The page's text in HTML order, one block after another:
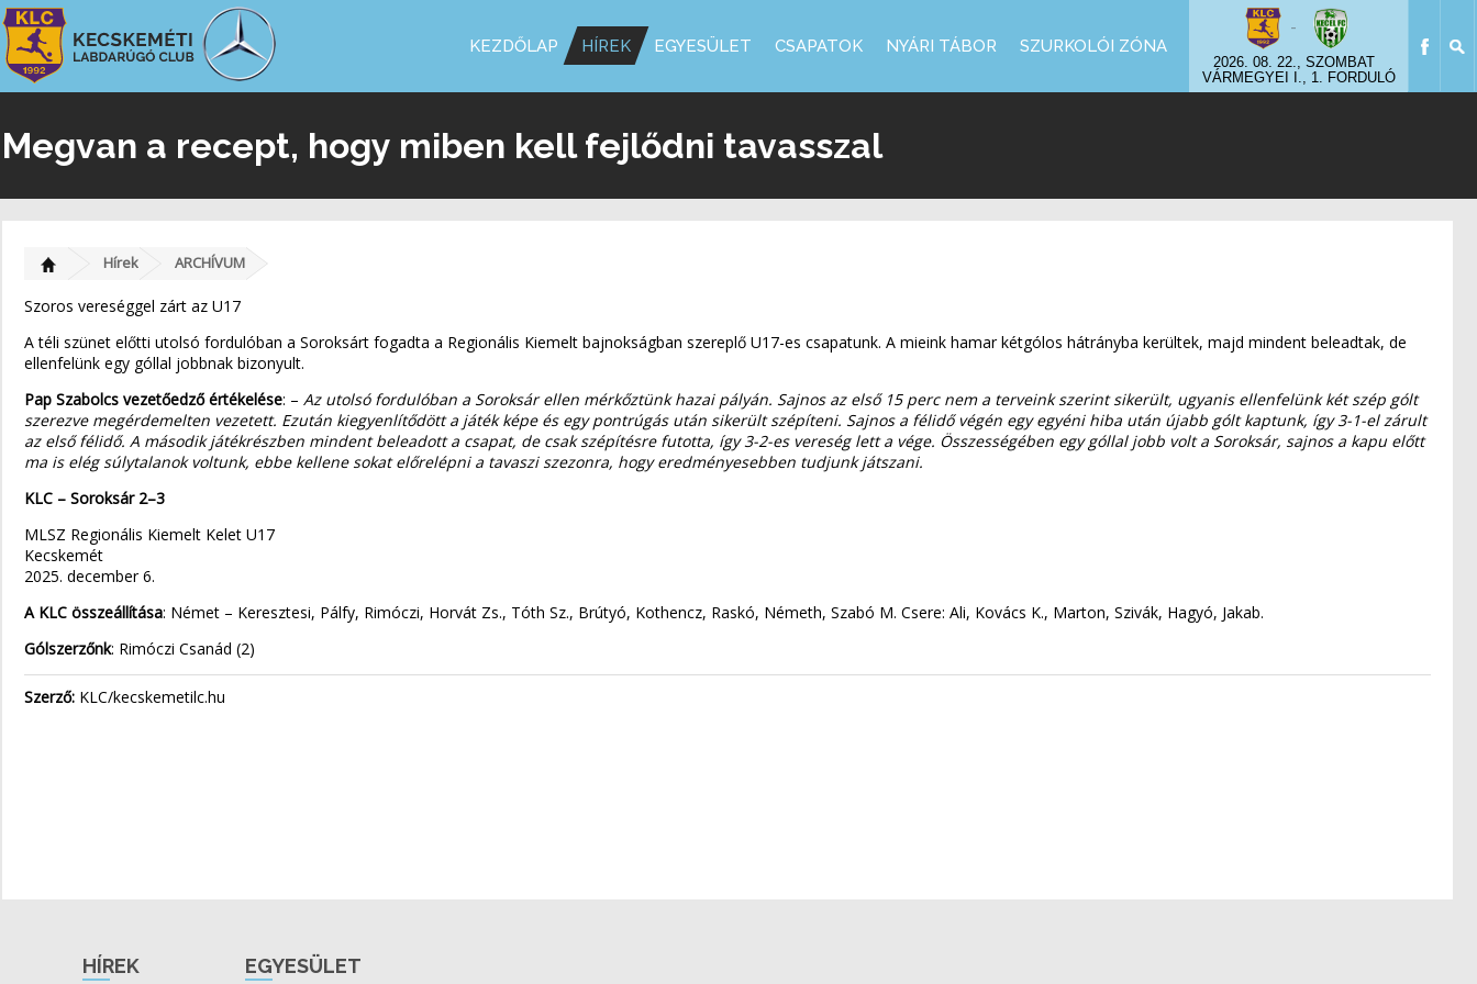
-
2026. 08. 22., SZOMBAT
VÁRMEGYEI I., 1. FORDULÓ
KEZDŐLAP HÍREK EGYESÜLET CSAPATOK NYÁRI TÁBOR SZURKOLÓI ZÓNA
Megvan a recept, hogy miben kell fejlődni tavasszal
Hírek ARCHÍVUM
Szoros vereséggel zárt az U17
A téli szünet előtti utolsó fordulóban a Soroksárt fogadta a Regionális Kiemelt bajnokságban szereplő U17-es csapatunk. A mieink hamar kétgólos hátrányba kerültek, majd mindent beleadtak, de
ellenfelünk egy góllal jobbnak bizonyult.
Pap Szabolcs vezetőedző értékelése: – Az utolsó fordulóban a Soroksár ellen mérkőztünk hazai pályán. Sajnos az első 15 perc nem a terveink szerint sikerült, ugyanis ellenfelünk két szép gólt
szerezve megérdemelten vezetett. Ezután kiegyenlítődött a játék képe és egy pontrúgás után sikerült szépíteni. Sajnos a félidő végén egy egyéni hiba után újabb gólt kaptunk, így 3-1-el zárult
az első félidő. A második játékrészben mindent beleadott a csapat, de csak szépítésre futotta, így 3-2-es vereség lett a vége. Összességében egy góllal jobb volt a Soroksár, sajnos a kapu előtt
ma is elég súlytalanok voltunk, ebbe kellene sokat előrelépni a tavaszi szezonra, hogy eredményesebben tudjunk játszani.
KLC – Soroksár 2–3
MLSZ Regionális Kiemelt Kelet U17
Kecskemét
2025. december 6.
A KLC összeállítása: Német – Keresztesi, Pálfy, Rimóczi, Horvát Zs., Tóth Sz., Brútyó, Kothencz, Raskó, Németh, Szabó M. Csere: Ali, Kovács K., Marton, Szivák, Hagyó, Jakab.
Gólszerzőnk: Rimóczi Csanád (2)
Szerző: KLC/kecskemetilc.hu
HÍREK EGYESÜLET